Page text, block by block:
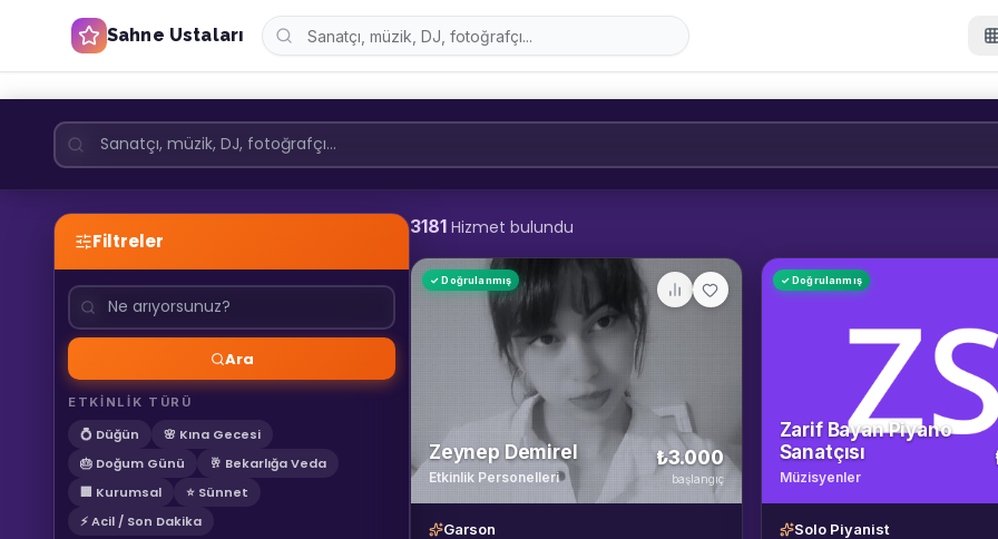
Sahne Ustaları
Filtreler
Ara
ETKİNLİK TÜRÜ
💍 Düğün
🌸 Kına Gecesi
🎂 Doğum Günü
🥂 Bekarlığa Veda
🏢 Kurumsal
⭐ Sünnet
⚡ Acil / Son Dakika
3181 Hizmet bulundu
✓ Doğrulanmış
Zeynep Demirel
Etkinlik Personelleri
₺3.000
başlangıç
Garson
✓ Doğrulanmış
Zarif Bayan Piyano
Sanatçısı
Müzisyenler
Solo Piyanist